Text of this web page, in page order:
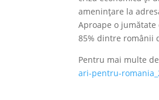
amenințare la
Aproape o
85% dintre românii
Pentru mai multe
ari-pentru-